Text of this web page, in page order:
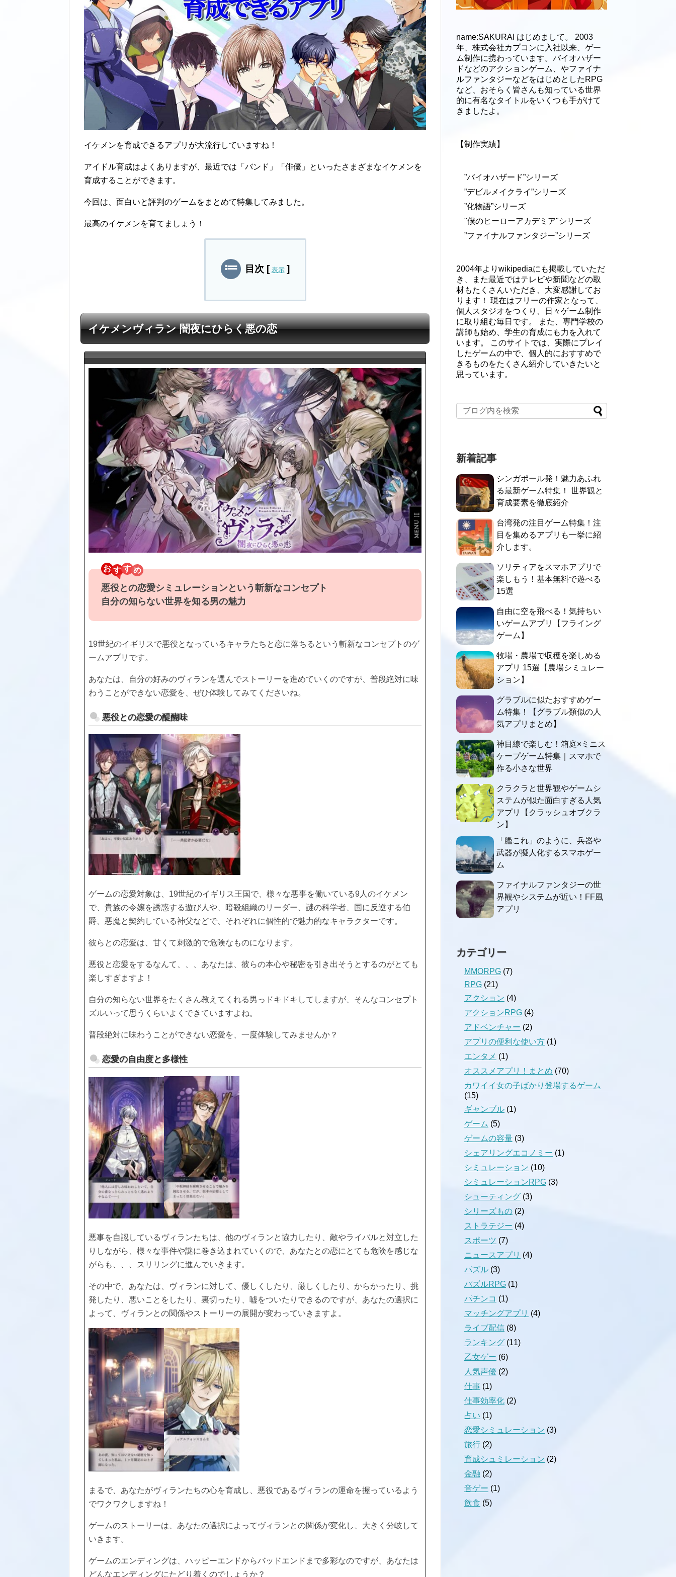
イケメンを育成できるアプリが大流行していますね！
アイドル育成はよくありますが、最近では「バンド」「俳優」といったさまざまなイケメンを
育成することができます。
今回は、面白いと評判のゲームをまとめて特集してみました。
最高のイケメンを育てましょう！
目次 [ 表示 ]
イケメンヴィラン 闇夜にひらく悪の恋
お す
悪役との恋愛シミュレーションという斬新なコンセプト
自分の知らない世界を知る男の魅力
19世紀のイギリスで悪役となっているキャラたちと恋に落ちるという斬新なコンセプトのゲ
ームアプリです。
あなたは、自分の好みのヴィランを選んでストーリーを進めていくのですが、普段絶対に味
わうことができない恋愛を、ぜひ体験してみてくださいね。
悪役との恋愛の醍醐味
ゲームの恋愛対象は、19世紀のイギリス王国で、様々な悪事を働いている9人のイケメン
で、貴族の令嬢を誘惑する遊び人や、暗殺組織のリーダー、謎の科学者、国に反逆する伯
爵、悪魔と契約している神父などで、それぞれに個性的で魅力的なキャラクターです。
彼らとの恋愛は、甘くて刺激的で危険なものになります。
悪役と恋愛をするなんて、、、あなたは、彼らの本心や秘密を引き出そうとするのがとても
楽しすぎますよ！
自分の知らない世界をたくさん教えてくれる男っドキドキしてしますが、そんなコンセプト
ズルいって思うくらいよくできていますよね。
普段絶対に味わうことができない恋愛を、一度体験してみませんか？
恋愛の自由度と多様性
悪事を自認しているヴィランたちは、他のヴィランと協力したり、敵やライバルと対立した
りしながら、様々な事件や謎に巻き込まれていくので、あなたとの恋にとても危険を感じな
がらも、、、スリリングに進んでいきます。
その中で、あなたは、ヴィランに対して、優しくしたり、厳しくしたり、からかったり、挑
発したり、悪いことをしたり、裏切ったり、嘘をついたりできるのですが、あなたの選択に
よって、ヴィランとの関係やストーリーの展開が変わっていきますよ。
まるで、あなたがヴィランたちの心を育成し、悪役であるヴィランの運命を握っているよう
でワクワクしますね！
ゲームのストーリーは、あなたの選択によってヴィランとの関係が変化し、大きく分岐して
いきます。
ゲームのエンディングは、ハッピーエンドからバッドエンドまで多彩なのですが、あなたは
どんなエンディングにたどり着くのでしょうか？
name:SAKURAI はじめまして。 2003
年、株式会社カプコンに入社以来、ゲー
ム制作に携わっています。バイオハザー
ドなどのアクションゲーム、やファイナ
ルファンタジーなどをはじめとしたRPG
など、おそらく皆さんも知っている世界
的に有名なタイトルをいくつも手がけて
きましたよ。
【制作実績】
”バイオハザード”シリーズ
”デビルメイクライ”シリーズ
”化物語”シリーズ
"僕のヒーローアカデミア"シリーズ
”ファイナルファンタジー”シリーズ
2004年よりwikipediaにも掲載していただ
き、また最近ではテレビや新聞などの取
材もたくさんいただき、大変感謝してお
ります！ 現在はフリーの作家となって、
個人スタジオをつくり、日々ゲーム制作
に取り組む毎日です。 また、専門学校の
講師も始め、学生の育成にも力を入れて
います。 このサイトでは、実際にプレイ
したゲームの中で、個人的におすすめで
きるものをたくさん紹介していきたいと
思っています。
新着記事
シンガポール発！魅力あふれ
る最新ゲーム特集！ 世界観と
育成要素を徹底紹介
台湾発の注目ゲーム特集！注
目を集めるアプリも一挙に紹
介します。
ソリティアをスマホアプリで
楽しもう！基本無料で遊べる
15選
自由に空を飛べる！気持ちい
いゲームアプリ【フライング
ゲーム】
牧場・農場で収穫を楽しめる
アプリ 15選【農場シミュレー
ション】
グラブルに似たおすすめゲー
ム特集！【グラブル類似の人
気アプリまとめ】
神目線で楽しむ！箱庭×ミニス
ケープゲーム特集｜スマホで
作る小さな世界
クラクラと世界観やゲームシ
ステムが似た面白すぎる人気
アプリ【クラッシュオブクラ
ン】
「艦これ」のように、兵器や
武器が擬人化するスマホゲー
ム
ファイナルファンタジーの世
界観やシステムが近い！FF風
アプリ
カテゴリー
MMORPG (7)
RPG (21)
アクション (4)
アクションRPG (4)
アドベンチャー (2)
アプリの便利な使い方 (1)
エンタメ (1)
オススメアプリ！まとめ (70)
カワイイ女の子ばかり登場するゲーム
(15)
ギャンブル (1)
ゲーム (5)
ゲームの容量 (3)
シェアリングエコノミー (1)
シミュレーション (10)
シミュレーションRPG (3)
シューティング (3)
シリーズもの (2)
ストラテジー (4)
スポーツ (7)
ニュースアプリ (4)
パズル (3)
パズルRPG (1)
パチンコ (1)
マッチングアプリ (4)
ライブ配信 (8)
ランキング (11)
乙女ゲー (6)
人気声優 (2)
仕事 (1)
仕事効率化 (2)
占い (1)
恋愛シミュレーション (3)
旅行 (2)
育成シュミレーション (2)
金融 (2)
音ゲー (1)
飲食 (5)
おすすめゲームランキング
RPG
シミュレーション
美少女が登場するゲーム
好きな「ゲームジャンル」ランキング
アプリランキング
マッチングアプリ
ライブ配信アプリ